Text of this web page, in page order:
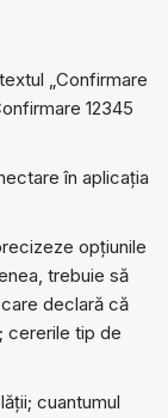
„Confirmare
12345
în aplicația
opțiunile
trebuie să
declară că
cererile tip de
cuantumul